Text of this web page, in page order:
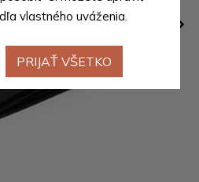
vlastného uváženia.
PRIJAŤ VŠETKO